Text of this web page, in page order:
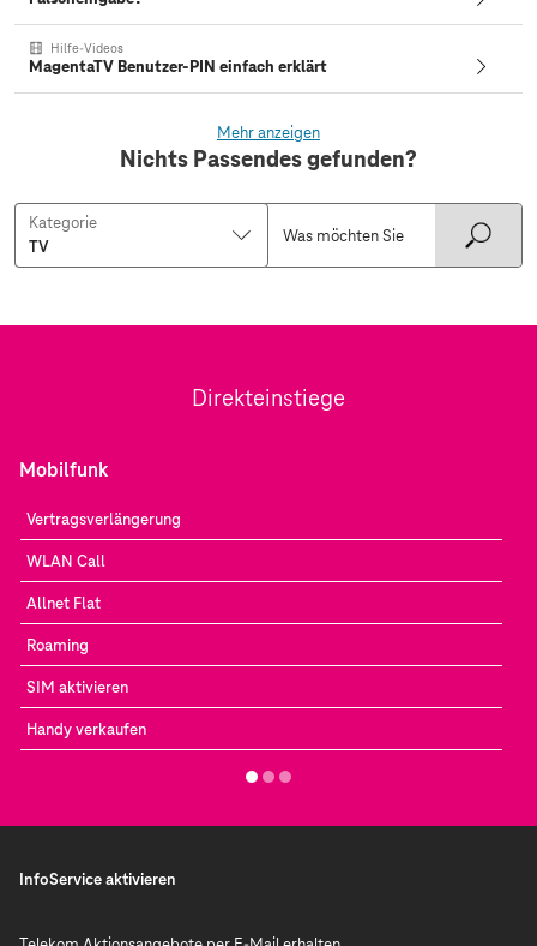
Hilfe-Videos
MagentaTV Benutzer-PIN einfach erklärt
Mehr anzeigen
Nichts Passendes gefunden?
Kategorie
Direkteinstiege
Mobilfunk
Vertragsverlängerung
WLAN Call
Allnet Flat
Roaming
SIM aktivieren
Handy verkaufen
InfoService aktivieren